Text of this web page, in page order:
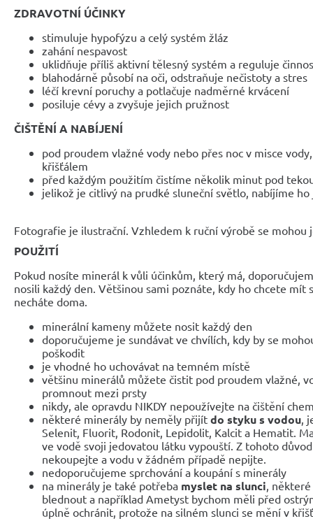
ZDRAVOTNÍ ÚČINKY
stimuluje hypofýzu a celý systém žláz
zahání nespavost
uklidňuje příliš aktivní tělesný systém a reguluje
blahodárně působí na oči, odstraňuje nečistoty a stres
léčí krevní poruchy a potlačuje nadměrné krvácení
posiluje cévy a zvyšuje jejich pružnost
ČIŠTĚNÍ A NABÍJENÍ
pod proudem vlažné vody nebo přes noc v misce
křišťálem
před každým použitím čistíme několik minut pod
jelikož je citlivý na prudké sluneční světlo, nabíjíme ho
Fotografie je ilustrační. Vzhledem k ruční výrobě se
POUŽITÍ
Pokud nosíte minerál k vůli účinkům, který má,
nosili každý den. Většinou sami poznáte, kdy ho chcete mít
necháte doma.
minerální kameny můžete nosit každý den
doporučujeme je sundávat ve chvílích, kdy by se
poškodit
je vhodné ho uchovávat na temném místě
většinu minerálů můžete čistit pod proudem vlažné,
promnout mezi prsty
nikdy, ale opravdu NIKDY nepoužívejte na čištění
některé minerály by neměly přijít do styku s vodou ,
Selenit, Fluorit, Rodonit, Lepidolit, Kalcit a Hematit.
ve vodě svoji jedovatou látku vypouští. Z tohoto
nekoupejte a vodu v žádném případě nepijte.
nedoporučujeme sprchování a koupání s minerály
na minerály je také potřeba myslet na slunci ,
blednout a například Ametyst bychom měli před
úplně ochránit, protože na silném slunci se mění v